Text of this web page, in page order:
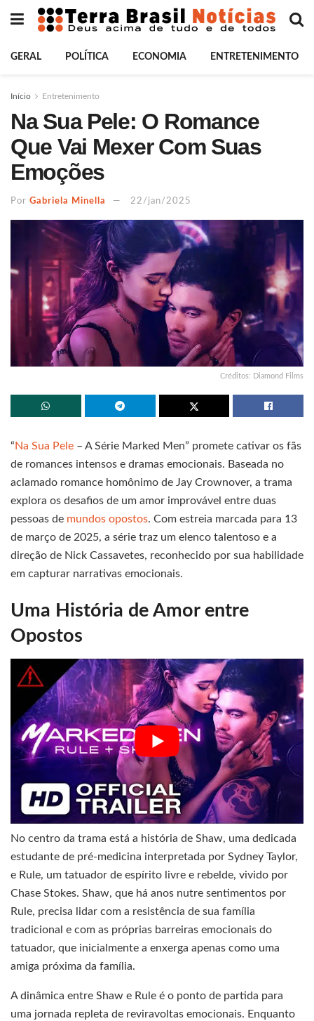
GERAL POLÍTICA ECONOMIA ENTRETENIMENTO
Início Entretenimento
Na Sua Pele: O Romance
Que Vai Mexer Com Suas
Emoções
Por Gabriela Minella 22/jan/2025
Créditos: Diamond Films
“Na Sua Pele – A Série Marked Men” promete cativar os fãs
de romances intensos e dramas emocionais. Baseada no
aclamado romance homônimo de Jay Crownover, a trama
explora os desafios de um amor improvável entre duas
pessoas de mundos opostos. Com estreia marcada para 13
de março de 2025, a série traz um elenco talentoso e a
direção de Nick Cassavetes, reconhecido por sua habilidade
em capturar narrativas emocionais.
Uma História de Amor entre
Opostos
No centro da trama está a história de Shaw, uma dedicada
estudante de pré-medicina interpretada por Sydney Taylor,
e Rule, um tatuador de espírito livre e rebelde, vivido por
Chase Stokes. Shaw, que há anos nutre sentimentos por
Rule, precisa lidar com a resistência de sua família
tradicional e com as próprias barreiras emocionais do
tatuador, que inicialmente a enxerga apenas como uma
amiga próxima da família.
A dinâmica entre Shaw e Rule é o ponto de partida para
uma jornada repleta de reviravoltas emocionais. Enquanto